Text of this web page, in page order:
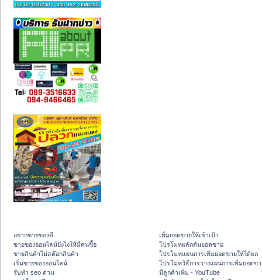
อยากขายของดี
ขายของออนไลน์ยังไงให้มีคนซื้อ
ขายสินค้าไม่สต๊อกสินค้า
เริ่มขายของออนไลน์
รับทำ seo ด่วน
เพิ่มยอดขายให้เข้าเป้า
โปรโมทผลักดันยอดขาย
โปรโมทแผนการเพิ่มยอดขายให้ได้ผล
โปรโมทวิธีการวางแผนการเพิ่มยอดข
มีลูกค้าเพิ่ม - YouTube